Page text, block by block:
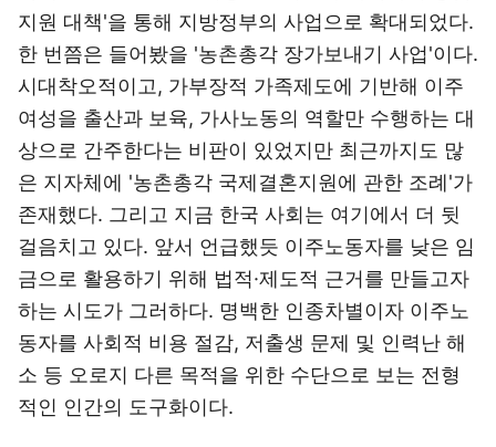
지원 대책'을 통해 지방정부의 사업으로 확대되었다.
한 번쯤은 들어봤을 '농촌총각 장가보내기 사업'이다.
시대착오적이고, 가부장적 가족제도에 기반해 이주
여성을 출산과 보육, 가사노동의 역할만 수행하는 대
상으로 간주한다는 비판이 있었지만 최근까지도 많
은 지자체에 '농촌총각 국제결혼지원에 관한 조례'가
존재했다. 그리고 지금 한국 사회는 여기에서 더 뒷
걸음치고 있다. 앞서 언급했듯 이주노동자를 낮은 임
금으로 활용하기 위해 법적·제도적 근거를 만들고자
하는 시도가 그러하다. 명백한 인종차별이자 이주노
동자를 사회적 비용 절감, 저출생 문제 및 인력난 해
소 등 오로지 다른 목적을 위한 수단으로 보는 전형
적인 인간의 도구화이다.